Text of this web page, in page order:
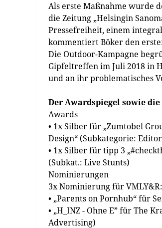
Als erste Maßnahme wurde
die Zeitung „Helsingin
Pressefreiheit, einem
kommentiert Böker den
Die Outdoor-Kampagne
Gipfeltreffen im Juli 2018 in
und an ihr problematisches
Der Awardspiegel sowie
Awards
• 1x Silber für „Zumtobel
Design“ (Subkategorie:
• 1x Silber für tipp 3
(Subkat.: Live Stunts)
Nominierungen
3x Nominierung für VMLY&R:
• „Parents on Pornhub“ für
• „H_INZ - Ohne E” für The
Advertising)